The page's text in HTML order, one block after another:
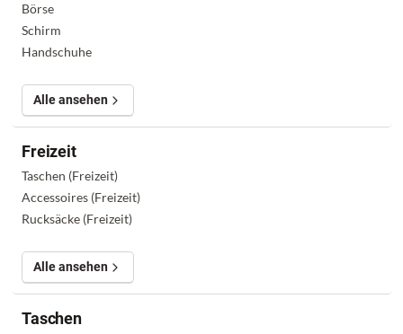
Börse
Schirm
Handschuhe
Alle ansehen
Freizeit
Taschen (Freizeit)
Accessoires (Freizeit)
Rucksäcke (Freizeit)
Alle ansehen
Taschen